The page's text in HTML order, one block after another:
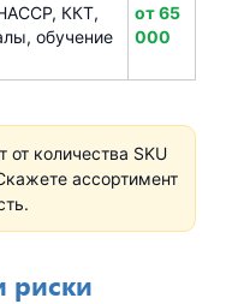
ККТ,
обучение
от 65
000
от количества SKU
ассортимент
риски